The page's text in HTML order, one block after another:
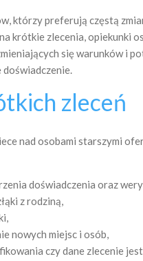
którzy preferują częstą
krótkie zlecenia, opiekunki
się warunków i
zleceń
nad osobami starszymi
doświadczenia oraz
z rodziną,
nowych miejsc i osób,
czy dane zlecenie